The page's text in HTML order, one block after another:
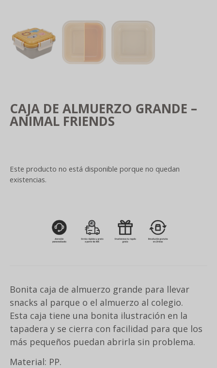
CAJA DE ALMUERZO GRANDE –
ANIMAL FRIENDS
Este producto no está disponible porque no quedan
existencias.
Bonita caja de almuerzo grande para llevar
snacks al parque o el almuerzo al colegio.
Esta caja tiene una bonita ilustración en la
tapadera y se cierra con facilidad para que los
más pequeños puedan abrirla sin problema.
Material: PP.